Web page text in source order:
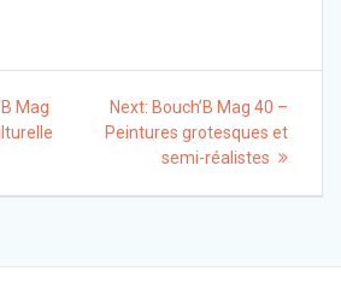
Mag
Next: Next
post:
Bouch’B Mag 40 –
Peintures grotesques et
semi-réalistes